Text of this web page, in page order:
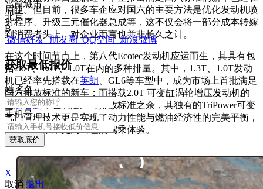
眉睫。但目前，很多车企应对国六的主要方法是优化发动机喷
射程序、升级三元催化器总成等，这不仅会将一部分成本转嫁
到消费者头上，对企业而言也并非长久之计。
在这个时间节点上，第八代Ecotec发动机应运而生，其具有包
括2.0T、1.3T、1.0T在内的多种排量。其中，1.3T、1.0T发动
机已经率先搭载在英朗、GL6等车型中，成为市场上首批满足
国六排放标准的新车；而搭载2.0T 可变缸涡轮增压发动机的
全新君越，在满足严苛排放标准之余，其独有的TriPower可变
气门管理技术更是实现了动力性能与燃油经济性的完美平衡，
为消费者带来更为出色的驾乘体验。
当前城市
北京
B
微信好友 朋友圈 QQ空间 新浪微博
获取最低报价
姓名名
手机号
获取底价
X
取消 退出